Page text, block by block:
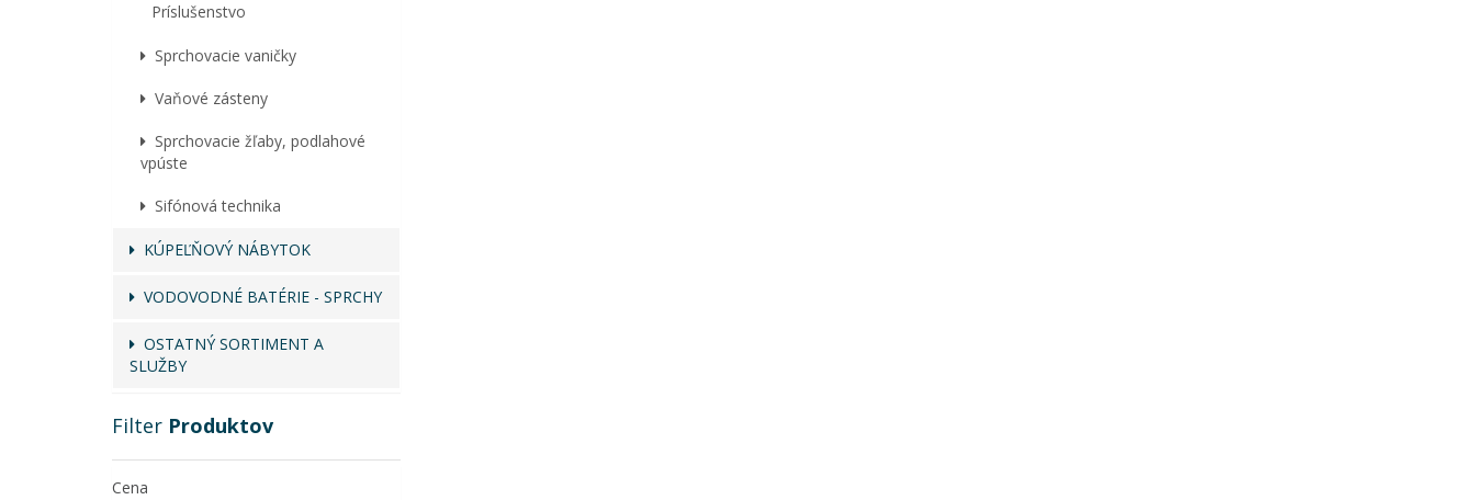
Príslušenstvo
Sprchovacie vaničky
Vaňové zásteny
Sprchovacie žľaby, podlahové
vpúste
Sifónová technika
KÚPEĽŇOVÝ NÁBYTOK
VODOVODNÉ BATÉRIE - SPRCHY
OSTATNÝ SORTIMENT A
SLUŽBY
Filter Produktov
Cena